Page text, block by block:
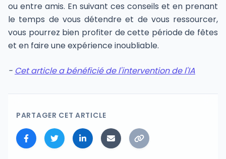
ou entre amis. En suivant ces conseils et en prenant
le temps de vous détendre et de vous ressourcer,
vous pourrez bien profiter de cette période de fêtes
et en faire une expérience inoubliable.
- Cet article a bénéficié de l'intervention de l'IA
PARTAGER CET ARTICLE